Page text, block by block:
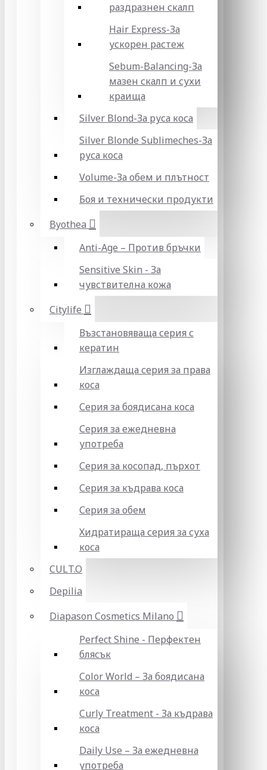
раздразнен скалп
Hair Express-За
ускорен растеж
Sebum-Balancing-За
мазен скалп и сухи
краища
Silver Blond-За руса коса
Silver Blonde Sublіmeches-За
руса коса
Volume-За обем и плътност
Боя и технически продукти
Byothea
Anti-Age – Против бръчки
Sensitive Skin - За
чувствителна кожа
Citylife
Възстановяваща серия с
кератин
Изглаждаща серия за права
коса
Серия за боядисана коса
Серия за ежедневна
употреба
Серия за косопад, пърхот
Серия за къдрава коса
Серия за обем
Хидратираща серия за суха
коса
CULT.O
Depilia
Diapason Cosmetics Milano
Perfect Shine - Перфектен
блясък
Color World – За боядисана
коса
Curly Treatment - За къдрава
коса
Daily Use – За ежедневна
употреба